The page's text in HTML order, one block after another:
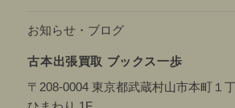
お知らせ・ブログ
古本出張買取 ブックス一歩
〒208-0004 東京都武蔵村山市本町１